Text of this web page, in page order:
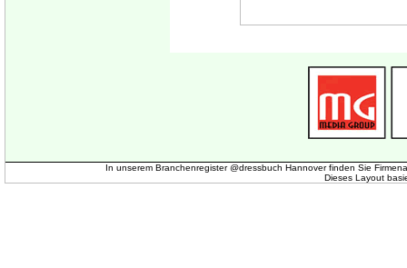
In unserem Branchenregister @dressbuch Hannover finden Sie
Dieses Layout